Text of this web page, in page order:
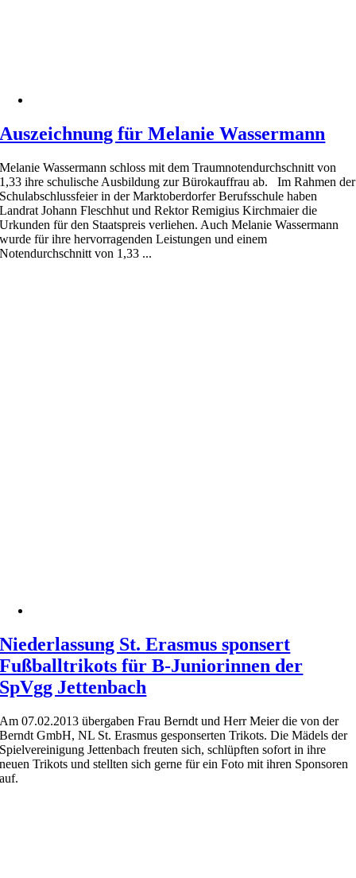
Auszeichnung für Melanie Wassermann
Melanie Wassermann schloss mit dem Traumnotendurchschnitt von
1,33 ihre schulische Ausbildung zur Bürokauffrau ab. Im Rahmen der
Schulabschlussfeier in der Marktoberdorfer Berufsschule haben
Landrat Johann Fleschhut und Rektor Remigius Kirchmaier die
Urkunden für den Staatspreis verliehen. Auch Melanie Wassermann
wurde für ihre hervorragenden Leistungen und einem
Notendurchschnitt von 1,33 ...
Niederlassung St. Erasmus sponsert
Fußballtrikots für B-Juniorinnen der
SpVgg Jettenbach
Am 07.02.2013 übergaben Frau Berndt und Herr Meier die von der
Berndt GmbH, NL St. Erasmus gesponserten Trikots. Die Mädels der
Spielvereinigung Jettenbach freuten sich, schlüpften sofort in ihre
neuen Trikots und stellten sich gerne für ein Foto mit ihren Sponsoren
auf.